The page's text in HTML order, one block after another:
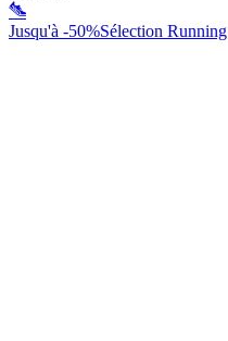
Jusqu'à -50%Sélection Running